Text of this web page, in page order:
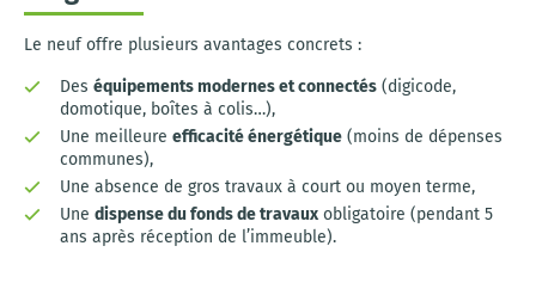
Le neuf offre plusieurs avantages concrets :
Des équipements modernes et connectés (digicode,
domotique, boîtes à colis…),
Une meilleure efficacité énergétique (moins de dépenses
communes),
Une absence de gros travaux à court ou moyen terme,
Une dispense du fonds de travaux obligatoire (pendant 5
ans après réception de l’immeuble).